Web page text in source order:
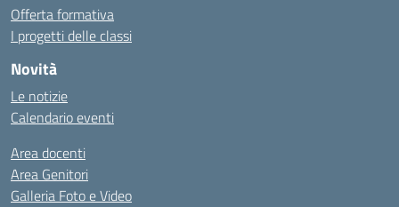
Offerta formativa
I progetti delle classi
Novità
Le notizie
Calendario eventi
Area docenti
Area Genitori
Galleria Foto e Video